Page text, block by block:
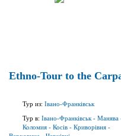
Ethno-Tour to the
Тур из: Івано-Франківськ
Тур в: Івано-Франківськ - Манява
Коломия - Косів - Криворівня -